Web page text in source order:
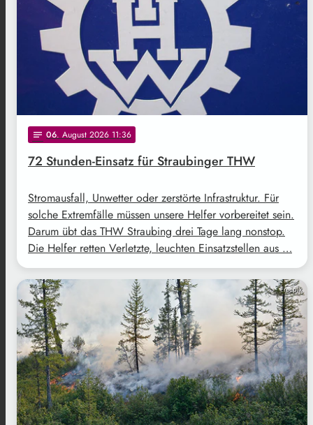
notes 06. August 2026 11:36
72 Stunden-Einsatz für Straubinger THW
Stromausfall, Unwetter oder zerstörte Infrastruktur. Für
solche Extremfälle müssen unsere Helfer vorbereitet sein.
Darum übt das THW Straubing drei Tage lang nonstop.
Die Helfer retten Verletzte, leuchten Einsatzstellen aus …
Freepik